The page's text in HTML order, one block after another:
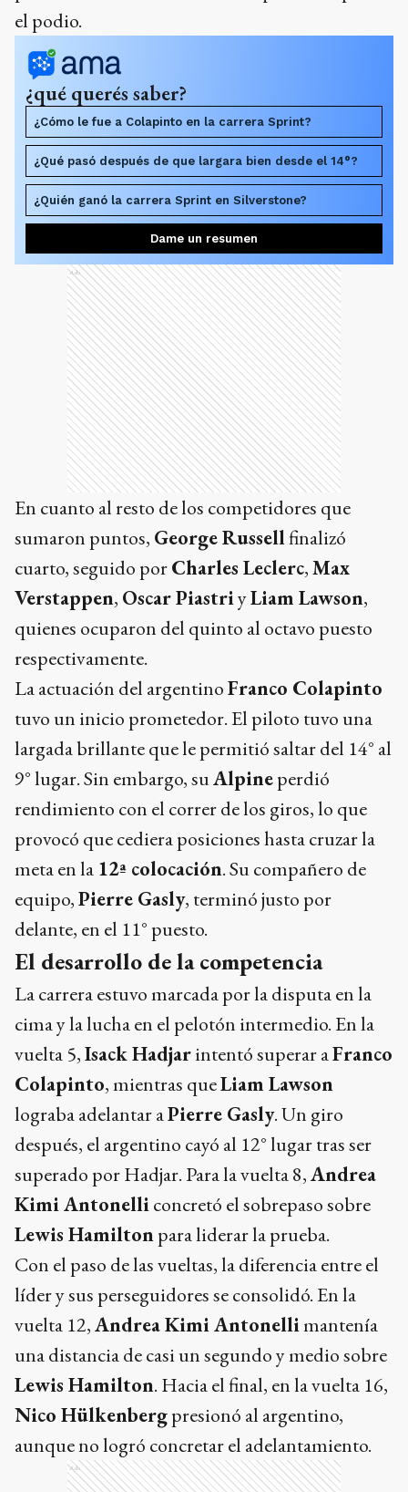
el podio.
¿qué querés saber?
¿Cómo le fue a Colapinto en la carrera Sprint?
¿Qué pasó después de que largara bien desde el 14°?
¿Quién ganó la carrera Sprint en Silverstone?
Dame un resumen
Ads
En cuanto al resto de los competidores que
sumaron puntos, George Russellfinalizó
cuarto, seguido porCharles Leclerc,Max
Verstappen, Oscar PiastriyLiam Lawson,
quienes ocuparon del quinto al octavo puesto
respectivamente.
La actuación del argentinoFranco Colapinto
tuvo un inicio prometedor. El piloto tuvo una
largada brillante que le permitió saltar del 14° al
9° lugar. Sin embargo, suAlpineperdió
rendimiento con el correr de los giros, lo que
provocó que cediera posiciones hasta cruzar la
meta en la 12ª colocación. Su compañero de
equipo,Pierre Gasly, terminó justo por
delante, en el 11° puesto.
El desarrollo de la competencia
La carrera estuvo marcada por la disputa en la
cima y la lucha en el pelotón intermedio. En la
vuelta 5,Isack Hadjarintentó superar aFranco
Colapinto, mientras queLiam Lawson
lograba adelantar aPierre Gasly. Un giro
después, el argentino cayó al 12° lugar tras ser
superado por Hadjar. Para la vuelta 8,Andrea
Kimi Antonelliconcretó el sobrepaso sobre
Lewis Hamiltonpara liderar la prueba.
Con el paso de las vueltas, la diferencia entre el
líder y sus perseguidores se consolidó. En la
vuelta 12,Andrea Kimi Antonellimantenía
una distancia de casi un segundo y medio sobre
Lewis Hamilton. Hacia el final, en la vuelta 16,
Nico Hülkenbergpresionó al argentino,
aunque no logró concretar el adelantamiento.
Ads